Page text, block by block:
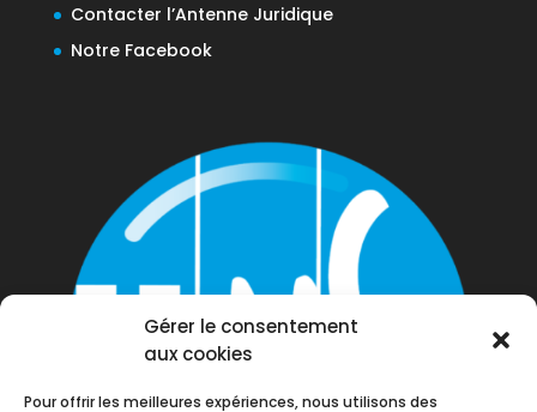
Gérer le consentement
aux cookies
Pour offrir les meilleures expériences, nous utilisons des
Contacter l’Antenne Juridique
Notre Facebook